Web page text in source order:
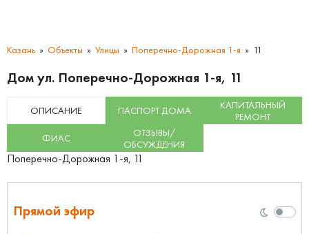
Казань Объекты Улицы Поперечно-Дорожная 1-я 11
Дом ул. Поперечно-Дорожная 1-я, 11
ОПИСАНИЕ ПАСПОРТ ДОМА
КАПИТАЛЬНЫЙ
РЕМОНТ
ФИАС
ОТЗЫВЫ/
ОБСУЖДЕНИЯ
Поперечно-Дорожная 1-я, 11
Прямой эфир